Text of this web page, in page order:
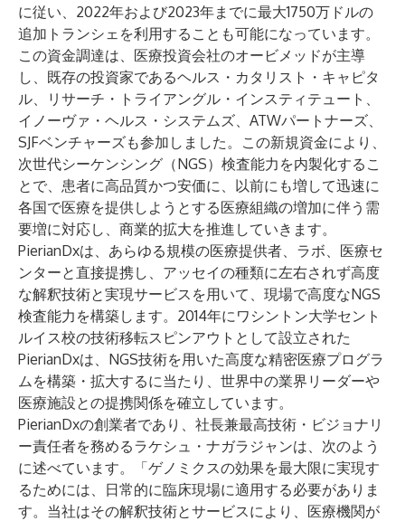
に従い、2022年および2023年までに最大1750万ドルの
追加トランシェを利用することも可能になっています。
この資金調達は、医療投資会社のオービメッドが主導
し、既存の投資家であるヘルス・カタリスト・キャピタ
ル、リサーチ・トライアングル・インスティテュート、
イノーヴァ・ヘルス・システムズ、ATWパートナーズ、
SJFベンチャーズも参加しました。この新規資金により、
次世代シーケンシング（NGS）検査能力を内製化するこ
とで、患者に高品質かつ安価に、以前にも増して迅速に
各国で医療を提供しようとする医療組織の増加に伴う需
要増に対応し、商業的拡大を推進していきます。
PierianDxは、あらゆる規模の医療提供者、ラボ、医療セ
ンターと直接提携し、アッセイの種類に左右されず高度
な解釈技術と実現サービスを用いて、現場で高度なNGS
検査能力を構築します。2014年にワシントン大学セント
ルイス校の技術移転スピンアウトとして設立された
PierianDxは、NGS技術を用いた高度な精密医療プログラ
ムを構築・拡大するに当たり、世界中の業界リーダーや
医療施設との提携関係を確立しています。
PierianDxの創業者であり、社長兼最高技術・ビジョナリ
ー責任者を務めるラケシュ・ナガラジャンは、次のよう
に述べています。「ゲノミクスの効果を最大限に実現す
るためには、日常的に臨床現場に適用する必要がありま
す。当社はその解釈技術とサービスにより、医療機関が